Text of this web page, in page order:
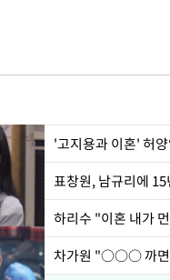
'고지용과 이혼' 허
하리수 "이혼 내가